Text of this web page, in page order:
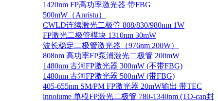
1420nm FP高功率激光器 带FBG
500mW（Anristu）
CWLD连续激光二极管 808/830/980nm 1W
FP激光二极管模块 1310nm 30mW
波长稳定二极管激光器（976nm 200W）
808nm 高功率FP泵浦激光二极管 200mW
1480nm 古河FP激光器 300mW (不带FBG)
1480nm 古河FP激光器 500mW (带FBG)
405-655nm SM/PM FP激光器 20mW输出 带TEC
innolume 单模FP激光二极管 780-1340nm (TO-can封